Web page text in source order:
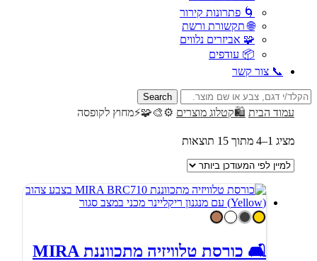
🌀 פתרונות קירור
🌐 תקשורת ורשת
🧩 אביזרים נלווים
📦 עודפים
📞 צור קשר
Search
for: עמוד הבית 🛍️קטלוג מוצרים ⚙️🎨🧩⚡️מחוץ לקופסה
מציג 1–4 מתוך 15 תוצאות
ביותר
🛋️ כורסת טלוויזיה מתכווננת MIRA